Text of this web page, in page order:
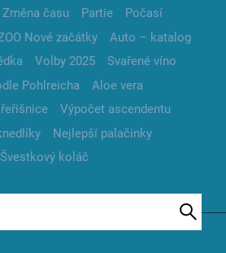
Změna času Partie
Počasí
Nové začátky
Auto – katalog
Volby 2025
Svařené víno
Pohlreicha
Aloe vera
Výpočet ascendentu
Nejlepší palačinky
Švestkový koláč